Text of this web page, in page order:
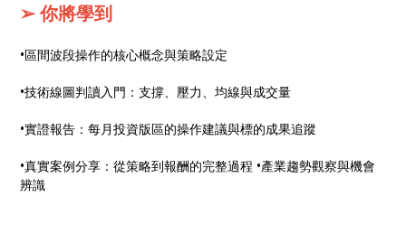
➢ 你將學到
•區間波段操作的核心概念與策略設定
•技術線圖判讀入門：支撐、壓力、均線與成交量
•實證報告：每月投資版區的操作建議與標的成果追蹤
•真實案例分享：從策略到報酬的完整過程 •產業趨勢觀察與機會
辨識